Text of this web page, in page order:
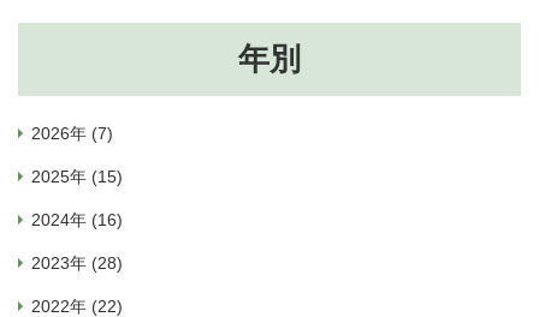
年別
2026年 (7)
2025年 (15)
2024年 (16)
2023年 (28)
2022年 (22)